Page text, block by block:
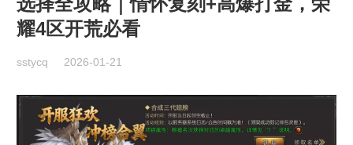
耀4区开荒必看
sstycq 2026-01-21